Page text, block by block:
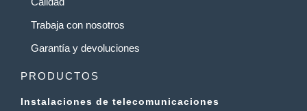
Trabaja con nosotros
Garantía y devoluciones
PRODUCTOS
Instalaciones de telecomunicaciones